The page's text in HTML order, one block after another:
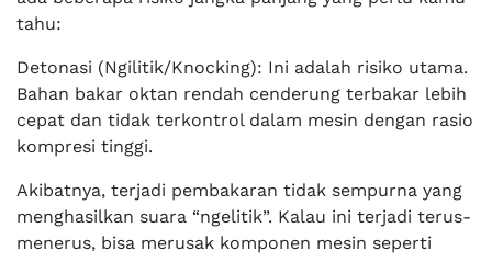
tahu:
Detonasi (Ngilitik/Knocking): Ini adalah risiko utama.
Bahan bakar oktan rendah cenderung terbakar lebih
cepat dan tidak terkontrol dalam mesin dengan rasio
kompresi tinggi.
Akibatnya, terjadi pembakaran tidak sempurna yang
menghasilkan suara “ngelitik”. Kalau ini terjadi terus-
menerus, bisa merusak komponen mesin seperti